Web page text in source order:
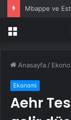
Menü
Anasayfa /
Ekonomi
Aehr